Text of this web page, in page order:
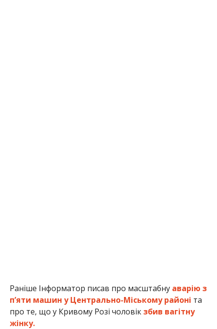
Раніше Інформатор писав про масштабну аварію з
п’яти машин у Центрально-Міському районі та
про те, що у Кривому Розі чоловікзбив вагітну
жінку.